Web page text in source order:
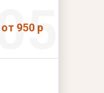
от 950 р